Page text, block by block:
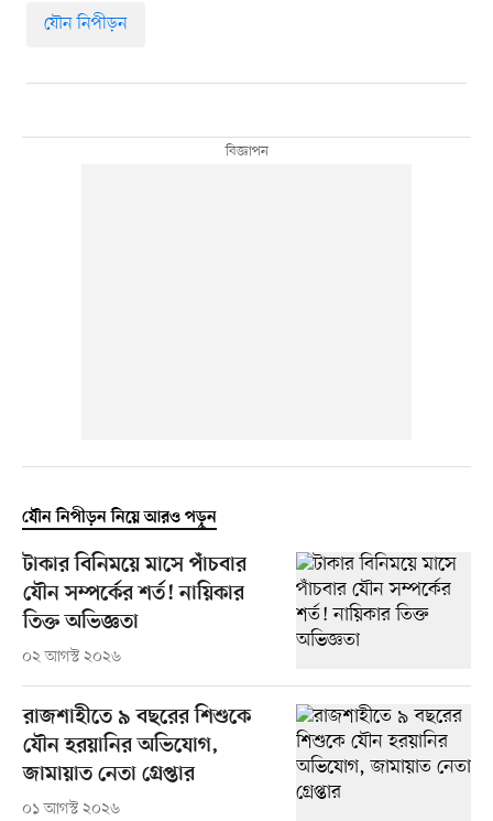
যৌন নিপীড়ন
যৌন নিপীড়ন নিয়ে আরও পড়ুন
টাকার বিনিময়ে মাসে পাঁচবার
যৌন সম্পর্কের শর্ত! নায়িকার
তিক্ত অভিজ্ঞতা
০২ আগস্ট ২০২৬
রাজশাহীতে ৯ বছরের শিশুকে
যৌন হরয়ানির অভিযোগ,
জামায়াত নেতা গ্রেপ্তার
০১ আগস্ট ২০২৬